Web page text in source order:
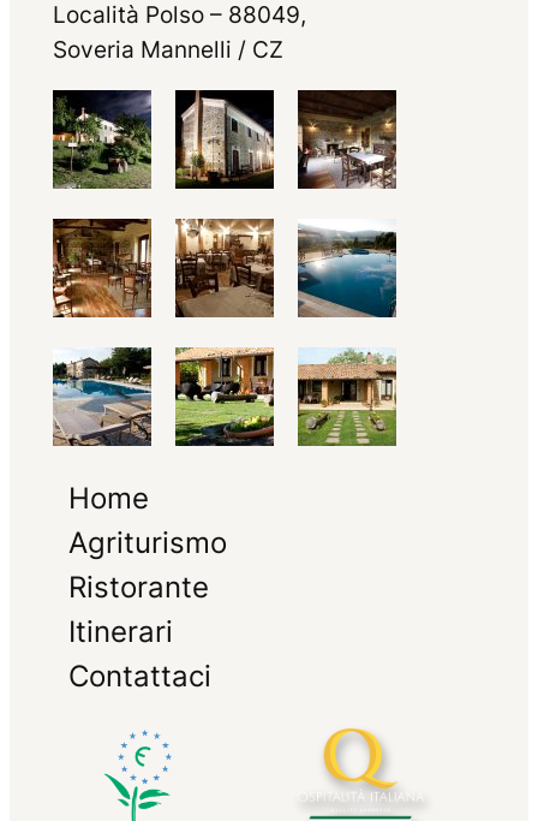
Località Polso – 88049,
Soveria Mannelli / CZ
Home
Agriturismo
Ristorante
Itinerari
Contattaci